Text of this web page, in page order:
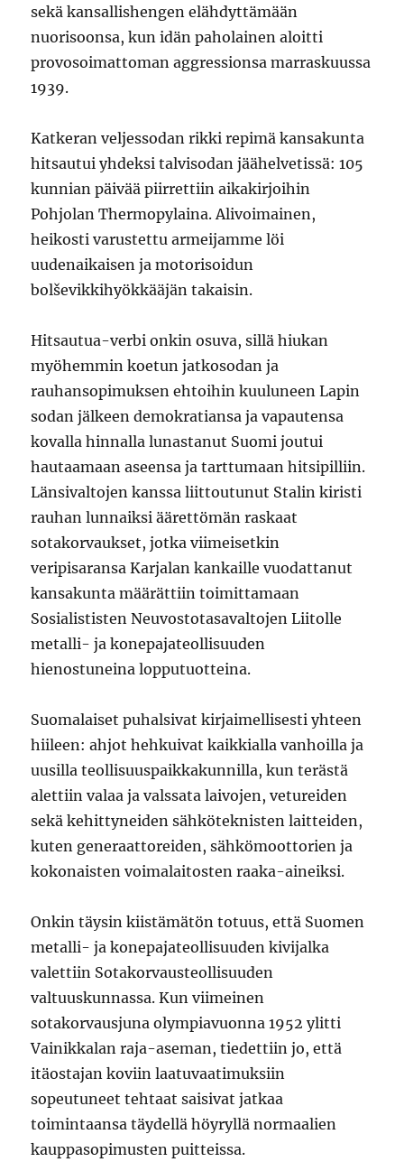
sekä kansallishengen elähdyttämään
nuorisoonsa, kun idän paholainen aloitti
provosoimattoman aggressionsa marraskuussa
1939.
Katkeran veljessodan rikki repimä kansakunta
hitsautui yhdeksi talvisodan jäähelvetissä: 105
kunnian päivää piirrettiin aikakirjoihin
Pohjolan Thermopylaina. Alivoimainen,
heikosti varustettu armeijamme löi
uudenaikaisen ja motorisoidun
bolševikkihyökkääjän takaisin.
Hitsautua-verbi onkin osuva, sillä hiukan
myöhemmin koetun jatkosodan ja
rauhansopimuksen ehtoihin kuuluneen Lapin
sodan jälkeen demokratiansa ja vapautensa
kovalla hinnalla lunastanut Suomi joutui
hautaamaan aseensa ja tarttumaan hitsipilliin.
Länsivaltojen kanssa liittoutunut Stalin kiristi
rauhan lunnaiksi äärettömän raskaat
sotakorvaukset, jotka viimeisetkin
veripisaransa Karjalan kankaille vuodattanut
kansakunta määrättiin toimittamaan
Sosialististen Neuvostotasavaltojen Liitolle
metalli- ja konepajateollisuuden
hienostuneina lopputuotteina.
Suomalaiset puhalsivat kirjaimellisesti yhteen
hiileen: ahjot hehkuivat kaikkialla vanhoilla ja
uusilla teollisuuspaikkakunnilla, kun terästä
alettiin valaa ja valssata laivojen, vetureiden
sekä kehittyneiden sähköteknisten laitteiden,
kuten generaattoreiden, sähkömoottorien ja
kokonaisten voimalaitosten raaka-aineiksi.
Onkin täysin kiistämätön totuus, että Suomen
metalli- ja konepajateollisuuden kivijalka
valettiin Sotakorvausteollisuuden
valtuuskunnassa. Kun viimeinen
sotakorvausjuna olympiavuonna 1952 ylitti
Vainikkalan raja-aseman, tiedettiin jo, että
itäostajan koviin laatuvaatimuksiin
sopeutuneet tehtaat saisivat jatkaa
toimintaansa täydellä höyryllä normaalien
kauppasopimusten puitteissa.